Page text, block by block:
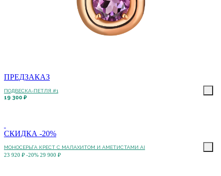
ПРЕДЗАКАЗ
ПОДВЕСКА-ПЕТЛЯ #1
19 300 ₽
СКИДКА -20%
МОНОСЕРЬГА КРЕСТ С МАЛАХИТОМ И АМЕТИСТАМИ AI
23 920 ₽ -20% 29 900 ₽